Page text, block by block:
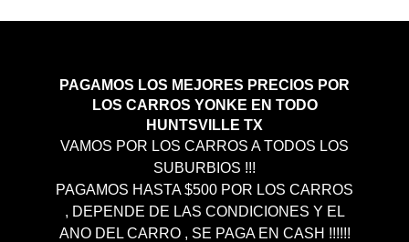
PAGAMOS LOS MEJORES PRECIOS POR
LOS CARROS YONKE EN TODO
HUNTSVILLE TX
VAMOS POR LOS CARROS A TODOS LOS
SUBURBIOS !!!
PAGAMOS HASTA $500 POR LOS CARROS
, DEPENDE DE LAS CONDICIONES Y EL
ANO DEL CARRO , SE PAGA EN CASH !!!!!!